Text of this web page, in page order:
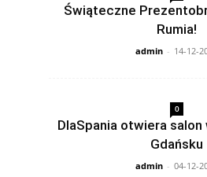
Świąteczne
Rumia!
admin - 14-12-
0
DlaSpania otwiera salon
Gdańsku
admin - 04-12-